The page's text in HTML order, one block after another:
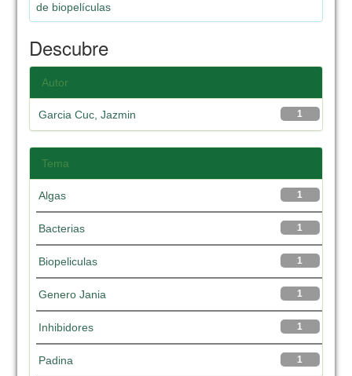
de biopelículas
Descubre
Autor
1
Garcia Cuc, Jazmin
Tema
1
Algas
1
Bacterias
1
Biopeliculas
1
Genero Jania
1
Inhibidores
1
Padina